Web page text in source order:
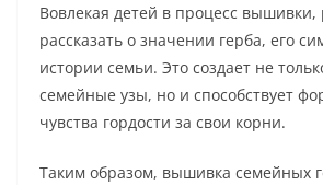
Вовлекая детей в процесс вышивки,
рассказать о значении герба, его
истории семьи. Это создает не
семейные узы, но и способствует
чувства гордости за свои корни.
Таким образом, вышивка семейных